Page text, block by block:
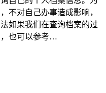
不对自己办事造成影响，
如果我们在查询档案的过
也可以参考…